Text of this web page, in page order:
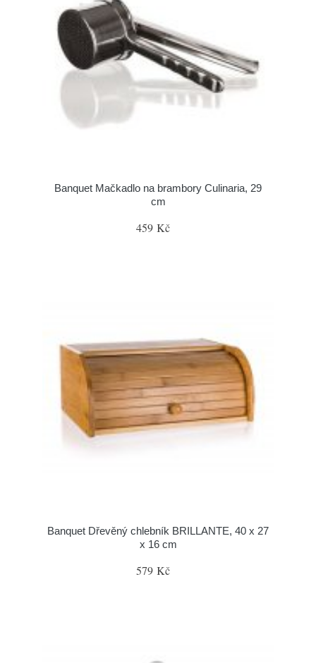
Banquet Mačkadlo na brambory Culinaria, 29
cm
459 Kč
Banquet Dřevěný chlebník BRILLANTE, 40 x 27
x 16 cm
579 Kč